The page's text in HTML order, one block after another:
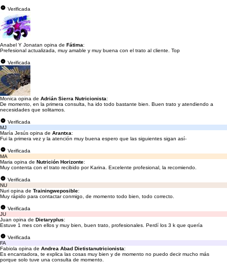
Verificada
Anabel Y Jonatan opina de Fátima:
Prefesional actualizada, muy amable y muy buena con el trato al cliente. Top
Verificada
Monica opina de Adrián Sierra Nutricionista:
De momento, en la primera consulta, ha ido todo bastante bien. Buen trato y atendiendo a
necesidades que solitamos.
Verificada
MJ
María Jesús opina de Arantxa:
Fui la primera vez y la atención muy buena espero que las siguientes sigan así-
Verificada
MA
Maria opina de Nutrición Horizonte:
Muy contenta con el trato recibido por Karina. Excelente profesional, la recomiendo.
Verificada
NU
Nuri opina de Trainingweposible:
Muy rápido para contactar conmigo, de momento todo bien, todo correcto.
Verificada
JU
Juan opina de Dietaryplus:
Estuve 1 mes con ellos y muy bien, buen trato, profesionales. Perdí los 3 k que quería
Verificada
FA
Fabiola opina de Andrea Abad Dietistanutricionista:
Es encantadora, te explica las cosas muy bien y de momento no puedo decir mucho más
porque solo tuve una consulta de momento.